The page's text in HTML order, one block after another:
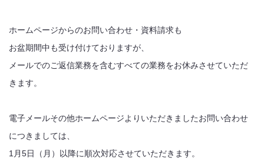
ホームページからのお問い合わせ・資料請求も
お盆期間中も受け付けておりますが、
メールでのご返信業務を含むすべての業務をお休みさせていただ
きます。
電子メールその他ホームページよりいただきましたお問い合わせ
につきましては、
1月5日（月）以降に順次対応させていただきます。